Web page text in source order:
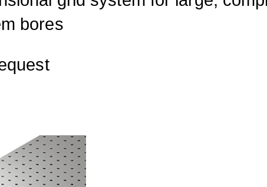
bores